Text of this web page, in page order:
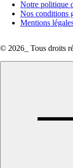
Notre politique
Nos conditions
Mentions
© 2026_ Tous droits